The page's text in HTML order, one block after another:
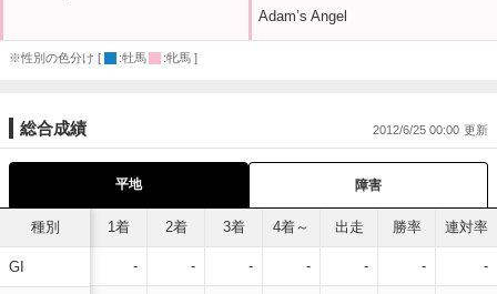
Adam’s Angel
※性別の色分け [ :牡馬 :牝馬 ]
総合成績 2012/6/25 00:00
平地 障害
種別
GI
1着 2着 3着 4着～ 出走 勝率 連対率
- - - - - - -